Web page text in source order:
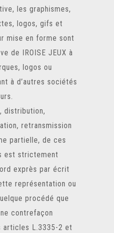
les graphismes,
logos, gifs et
mise en forme sont
de IROISE JEUX à
logos ou
à d’autres sociétés
distribution,
retransmission
partielle, de ces
est strictement
exprès par écrit
représentation ou
procédé que
contrefaçon
articles L.3335-2 et